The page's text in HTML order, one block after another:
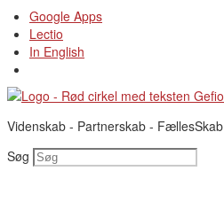
Videre
til
indhold
Google Apps
Lectio
In English
Videnskab - Partnerskab - FællesSkab
Søg